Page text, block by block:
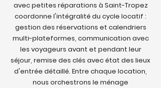
avec petites réparations à Saint-Tropez
coordonne l'intégralité du cycle locatif :
gestion des réservations et calendriers
multi-plateformes, communication avec
les voyageurs avant et pendant leur
séjour, remise des clés avec état des lieux
d'entrée détaillé. Entre chaque location,
nous orchestrons le ménage